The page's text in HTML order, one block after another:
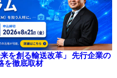
を創る輸送改革」 先行企業の
を徹底取材